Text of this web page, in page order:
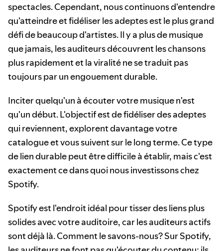
spectacles. Cependant, nous continuons d'entendre
qu'atteindre et fidéliser les adeptes est le plus grand
défi de beaucoup d'artistes. Il y a plus de musique
que jamais, les auditeurs découvrent les chansons
plus rapidement et la viralité ne se traduit pas
toujours par un engouement durable.
Inciter quelqu'un à écouter votre musique n'est
qu'un début. L'objectif est de fidéliser des adeptes
qui reviennent, explorent davantage votre
catalogue et vous suivent sur le long terme. Ce type
de lien durable peut être difficile à établir, mais c'est
exactement ce dans quoi nous investissons chez
Spotify.
Spotify est l'endroit idéal pour tisser des liens plus
solides avec votre auditoire, car les auditeurs actifs
sont déjà là. Comment le savons-nous? Sur Spotify,